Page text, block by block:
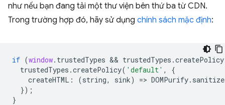
như nếu bạn đang tải một thư viện bên thứ ba từ CDN.
Trong trường hợp đó, hãy sử dụng chính sách mặc định:
if (window. trustedTypes && trustedTypes .createPolicy
trustedTypes .createPolicy( 'default' ,
{
createHTML : (string, sink) => DOMPurify. sanitize
});
}